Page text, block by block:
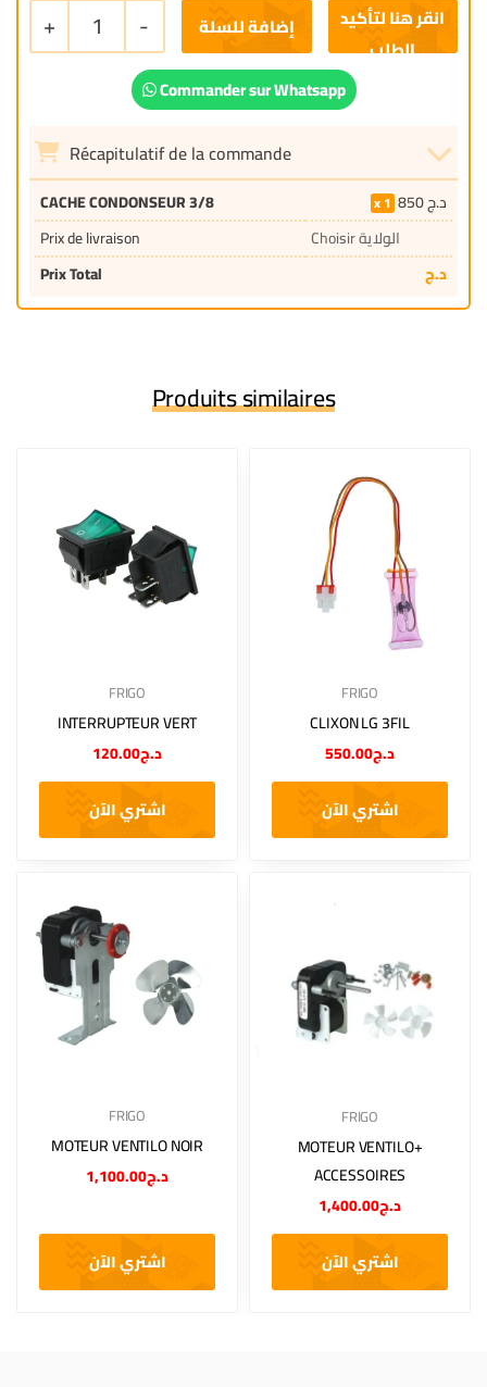
+ 1 - إضافة للسلة
Commander sur Whatsapp
Récapitulatif de la commande
CACHE CONDONSEUR 3/8 1 850د.ج
Prix de livraison
Choisir الولاية
Prix Total
د.ج
Produits similaires
FRIGO
INTERRUPTEUR VERT
د.ج120.00
اشتري الآن
FRIGO
CLIXON LG 3FIL
د.ج550.00
اشتري الآن
FRIGO
MOTEUR VENTILO NOIR
د.ج1,100.00
اشتري الآن
FRIGO
MOTEUR VENTILO+
ACCESSOIRES
د.ج1,400.00
اشتري الآن